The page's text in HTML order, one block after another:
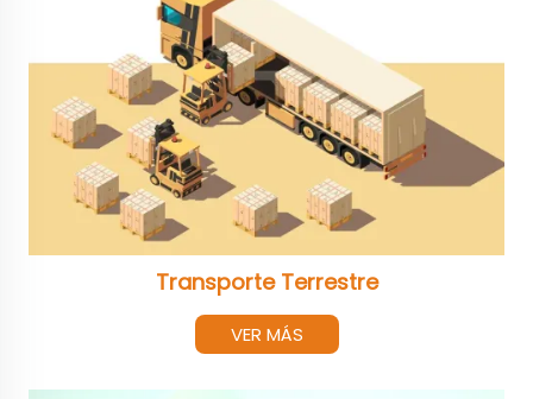
Transporte Terrestre
VER MÁS